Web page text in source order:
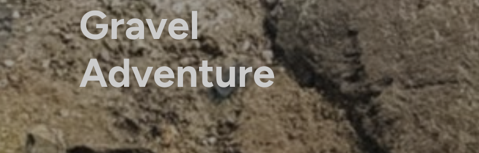
Gravel
Adventure